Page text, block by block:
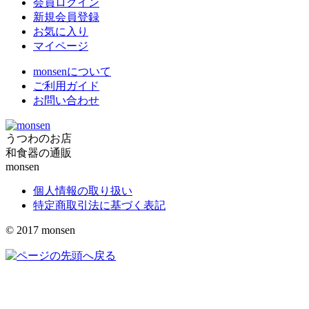
新規会員登録
お気に入り
マイページ
monsenについて
ご利用ガイド
お問い合わせ
うつわのお店
和食器の通販
monsen
個人情報の取り扱い
特定商取引法に基づく表記
© 2017 monsen